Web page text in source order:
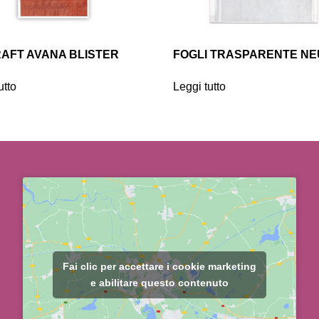
AVANA BLISTER FOGLI TRASPARENTE
Leggi tutto
Fai clic per accettare i cookie marketing
e abilitare questo contenuto